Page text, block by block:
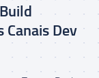
Canais Dev